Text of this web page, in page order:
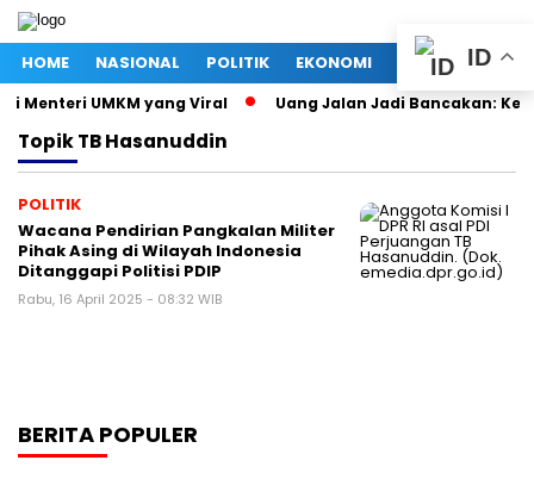
HOME NASIONAL POLITIK EKONOMI MEGAPOLITAN
Menteri UMKM yang Viral Uang Jalan Jadi Bancakan:
TopikTB Hasanuddin
POLITIK
Wacana Pendirian Pangkalan Militer
Pihak Asing di Wilayah Indonesia
Ditanggapi Politisi PDIP
Rabu, 16 April 2025 - 08:32 WIB
BERITA POPULER
ID